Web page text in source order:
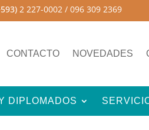
2 227-0002 / 096 309 2369
CONTACTO NOVEDADES
DIPLOMADOS